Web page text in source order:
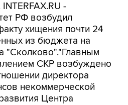
-
РФ возбудил
хищения почти 24
из бюджета на
"Сколково"."Главным
СКР возбуждено
директора
некоммерческой
Центра